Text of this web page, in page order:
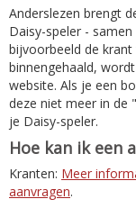
Anderslezen brengt
Daisy-speler -
bijvoorbeeld de
binnengehaald,
website. Als je een
deze niet meer in de
je Daisy-speler.
Hoe kan ik een
Kranten: Meer
aanvragen.